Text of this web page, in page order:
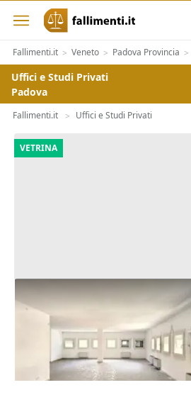
Fallimenti.it > Veneto > Padova Provincia >
Uffici e Studi Privati
Padova
Fallimenti.it > Uffici e Studi Privati
VETRINA
Asta Ufficio (sub 62) in edificio
polifunzionale
Chiampo (Vicenza)
66.225 €
16/09/2026